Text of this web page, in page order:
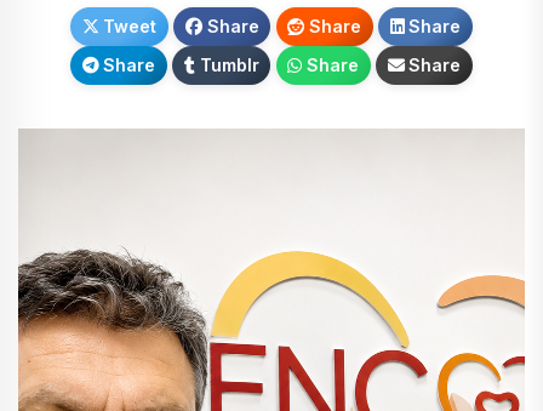
Tweet Share Share
Share
Share
Tumblr Share Share